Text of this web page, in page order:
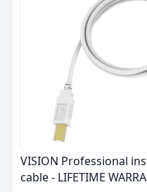
VISION Professional
cable - LIFETIME